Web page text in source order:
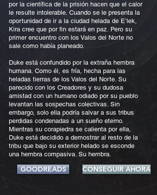
por la científica de la prisión hacen que el calor
le resulte intolerable. Cuando se le presenta la
oportunidad de ir a la ciudad helada de E’lek,
Kira cree que por fin estará en paz. Pero su
primer encuentro con los Valos del Norte no
sale como había planeado.
Duke está confundido por la extraña hembra
humana. Como él, es fría, hecha para las
heladas tierras de los Valos del Norte. Su
parecido con los Creadores y su dudosa
amistad con un humano odiado por su pueblo
levantan las sospechas colectivas. Sin
embargo, solo ella podría salvar a sus tribus
perdidas condenadas a un sueño eterno.
Mientras su corapiedra se calienta por ella,
Duke está decidido a demostrar al resto de la
tribu que bajo su exterior helado se esconde
una hembra compasiva. Su hembra.
GOODREADS CONSEGUIR AHORA